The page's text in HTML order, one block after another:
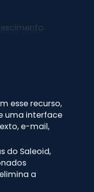
esse recurso,
uma interface
e-mail,
do Saleoid,
a